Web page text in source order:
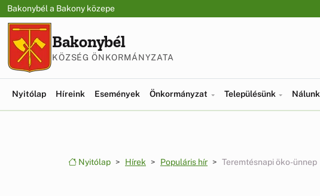
Ugrás a menüre
Ugrás a tartalomra
Bakonybél a Bakony közepe
Bakonybél
KÖZSÉG ÖNKORMÁNYZATA
Nyitólap Híreink Események Önkormányzat Településünk Nálunk
Nyitólap Hírek Populáris hír Teremtésnapi öko-ünnep